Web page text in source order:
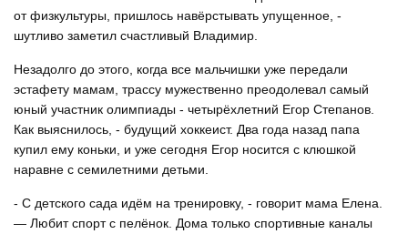
от физкультуры, пришлось навёрстывать упущенное, -
шутливо заметил счастливый Владимир.
Незадолго до этого, когда все мальчишки уже передали
эстафету мамам, трассу мужественно преодолевал самый
юный участник олимпиады - четырёхлетний Егор Степанов.
Как выяснилось, - будущий хоккеист. Два года назад папа
купил ему коньки, и уже сегодня Егор носится с клюшкой
наравне с семилетними детьми.
- С детского сада идём на тренировку, - говорит мама Елена.
— Любит спорт с пелёнок. Дома только спортивные каналы